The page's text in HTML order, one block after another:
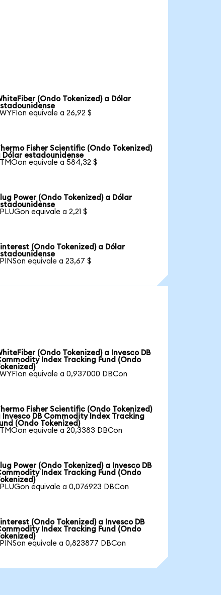
(Ondo Tokenized) a Dólar
WYFIon equivale a 26,92 $
Fisher Scientific (Ondo Tokenized)
Dólar estadounidense
TMOon equivale a 584,32 $
Power (Ondo Tokenized) a Dólar
PLUGon equivale a 2,21 $
(Ondo Tokenized) a Dólar
PINSon equivale a 23,67 $
(Ondo Tokenized) a Invesco DB
Index Tracking Fund (Ondo
WYFIon equivale a 0,937000 DBCon
Fisher Scientific (Ondo Tokenized)
Invesco DB Commodity Index Tracking
(Ondo Tokenized)
TMOon equivale a 20,3383 DBCon
Power (Ondo Tokenized) a Invesco DB
Index Tracking Fund (Ondo
PLUGon equivale a 0,076923 DBCon
(Ondo Tokenized) a Invesco DB
Index Tracking Fund (Ondo
PINSon equivale a 0,823877 DBCon